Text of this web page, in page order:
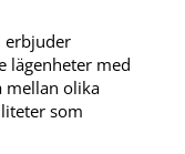
erbjuder
lägenheter med
mellan olika
som